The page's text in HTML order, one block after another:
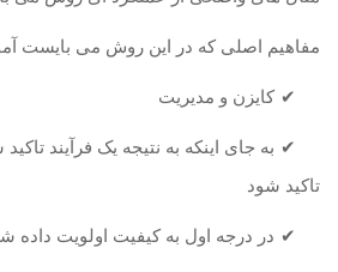
مفاهیم اصلی که در این روش می بایست
✔ کایزن و مدیریت
✔ به جای اینکه به نتیجه یک فرآیند
تاکید شود
✔ در درجه اول به کیفیت اولویت داده